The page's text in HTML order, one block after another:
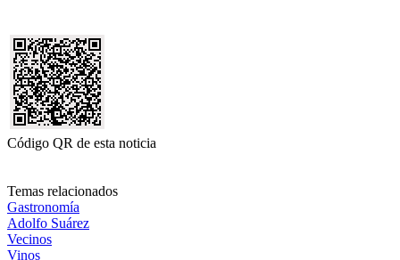
Código QR de esta noticia
Temas relacionados
Gastronomía
Adolfo Suárez
Vecinos
Vinos